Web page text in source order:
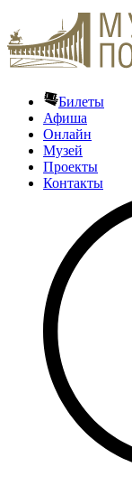
Билеты
Афиша
Онлайн
Музей
Проекты
Контакты